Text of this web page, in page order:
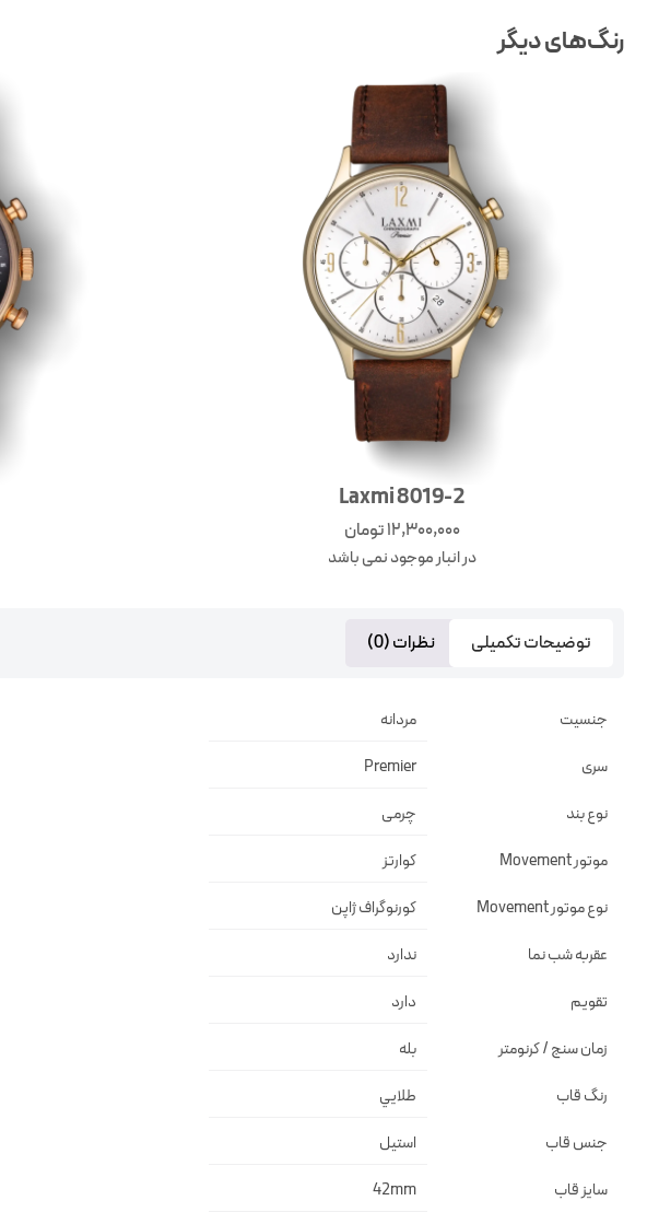
رنگ‌های دیگر
Laxmi 8019-2
12,300,000تومان
در انبار موجود نمی باشد
توضیحات تکمیلی نظرات (0)
جنسیت مردانه
سری Premier
نوع بند چرمی
موتور Movement کوارتز
نوع موتور Movement کورنوگراف ژاپن
عقربه شب نما ندارد
تقویم دارد
زمان سنج / کرنومتر بله
رنگ قاب طلايي
جنس قاب استيل
سایز قاب 42mm